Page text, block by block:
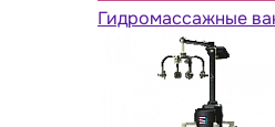
Гидромассажные